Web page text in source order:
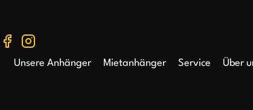
Unsere Anhänger Mietanhänger Service Über